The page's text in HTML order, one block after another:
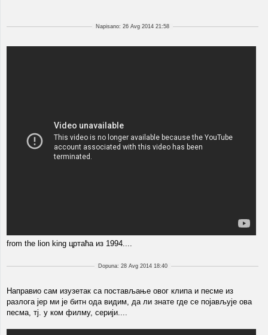
Napisano: 26 Avg 2014 21:58
from the lion king цртаћа из 1994....
Dopuna: 28 Avg 2014 18:40
Направио сам изузетак са постављање овог клипа и песме из
разлога јер ми је битн ода видим, да ли знате где се појављује ова
песма, тј. у ком филму, серији....